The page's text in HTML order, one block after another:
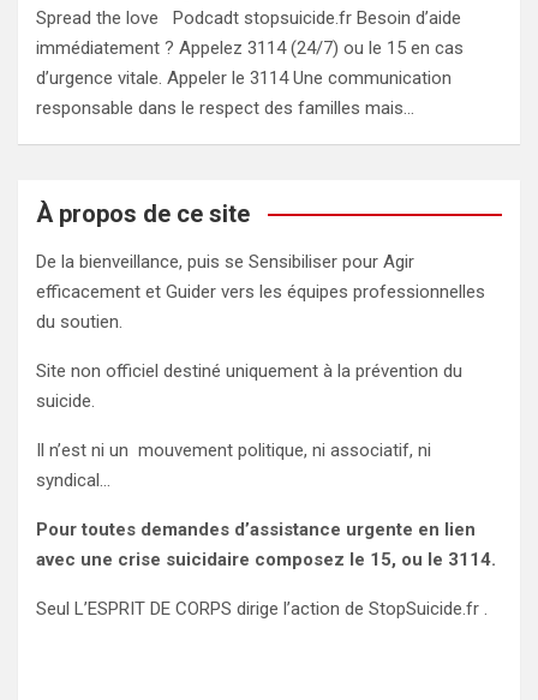
Spread the love Podcadt stopsuicide.fr Besoin d’aide
immédiatement ? Appelez 3114 (24/7) ou le 15 en cas
d’urgence vitale. Appeler le 3114 Une communication
responsable dans le respect des familles mais…
À propos de ce site
De la bienveillance, puis se Sensibiliser pour Agir
efficacement et Guider vers les équipes professionnelles
du soutien.
Site non officiel destiné uniquement à la prévention du
suicide.
Il n’est ni un mouvement politique, ni associatif, ni
syndical…
Pour toutes demandes d’assistance urgente en lien
avec une crise suicidaire composez le 15, ou le 3114.
Seul L’ESPRIT DE CORPS dirige l’action de StopSuicide.fr .